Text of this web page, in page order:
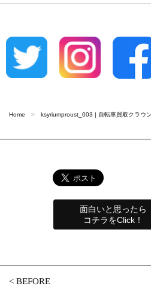
Home ksyriumproust_003 | 自転車買取クラウ
面白いと思ったら
コチラをClick！
<BEFORE